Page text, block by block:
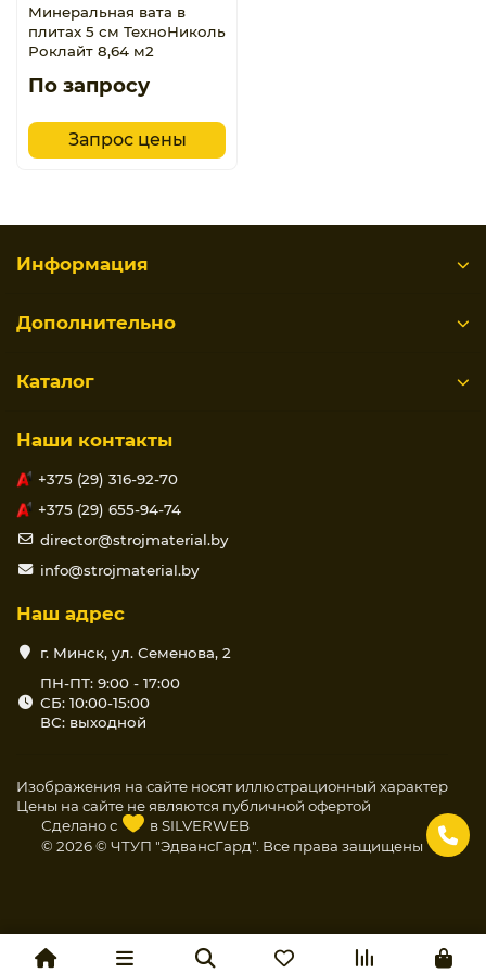
Минеральная вата в
плитах 5 см ТехноНиколь
Роклайт 8,64 м2
По запросу
Запрос цены
Информация
Дополнительно
Каталог
Наши контакты
+375 (29) 316-92-70
+375 (29) 655-94-74
director@strojmaterial.by
info@strojmaterial.by
Наш адрес
г. Минск, ул. Семенова, 2
ПН-ПТ: 9:00 - 17:00
СБ: 10:00-15:00
ВС: выходной
Изображения на сайте носят иллюстрационный характер
Цены на сайте не являются публичной офертой
Сделано с
вSILVERWEB
© 2026 © ЧТУП "ЭдвансГард". Все права защищены